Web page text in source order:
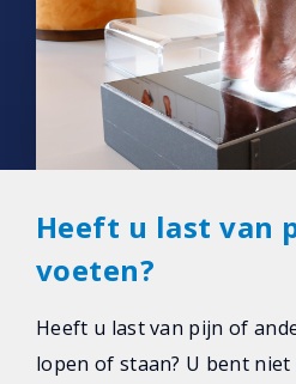
Heeft u last van
voeten?
Heeft u last van pijn of
lopen of staan? U bent niet